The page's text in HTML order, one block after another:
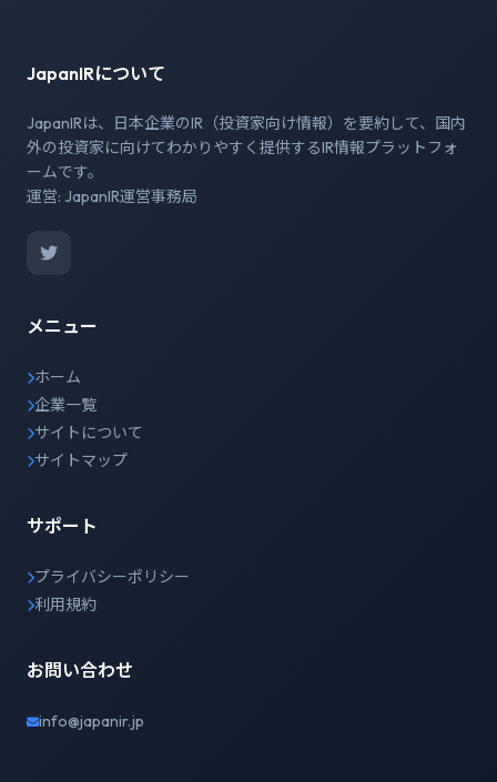
JapanIRについて
JapanIRは、日本企業のIR（投資家向け情報）を要約して、国内
外の投資家に向けてわかりやすく提供するIR情報プラットフォ
ームです。
運営: JapanIR運営事務局
メニュー
ホーム
企業一覧
サイトについて
サイトマップ
サポート
プライバシーポリシー
利用規約
お問い合わせ
info@japanir.jp